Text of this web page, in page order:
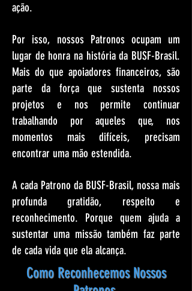
ação.
Por isso, nossos Patronos ocupam um
lugar de honra na história da BUSF-Brasil.
Mais do que apoiadores financeiros, são
parte da força que sustenta nossos
projetos e nos permite continuar
trabalhando por aqueles que, nos
momentos mais difíceis, precisam
encontrar uma mão estendida.
A cada Patrono da BUSF-Brasil, nossa mais
profunda gratidão, respeito e
reconhecimento. Porque quem ajuda a
sustentar uma missão também faz parte
de cada vida que ela alcança.
Como Reconhecemos Nossos